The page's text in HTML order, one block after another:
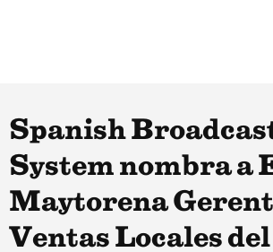
Spanish
System nombra a
Maytorena
Ventas Locales del